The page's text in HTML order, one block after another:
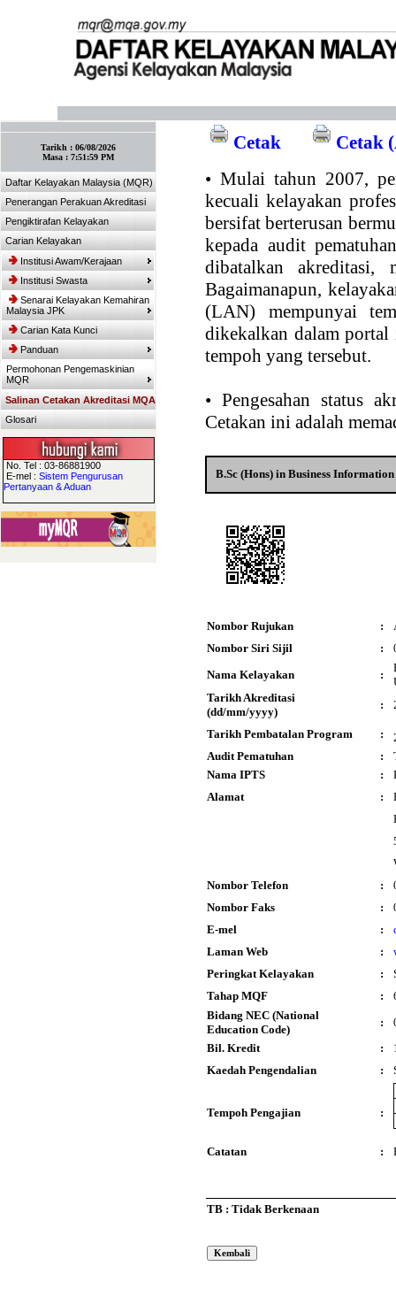
Tarikh : 06/08/2026
Masa : 7:51:59 PM
Daftar Kelayakan Malaysia (MQR)
Penerangan Perakuan Akreditasi
Pengiktirafan Kelayakan
Carian Kelayakan
Institusi Awam/Kerajaan
Institusi Swasta
Senarai Kelayakan Kemahiran
Malaysia JPK
Carian Kata Kunci
Panduan
Permohonan Pengemaskinian
MQR
Salinan Cetakan Akreditasi MQA
Glosari
No. Tel : 03-86881900
E-mel : Sistem Pengurusan
Pertanyaan & Aduan
Cetak
Cetak
• Mulai tahun 2007,
kecuali kelayakan
bersifat berterusan
kepada audit
dibatalkan akreditasi,
Bagaimanapun,
(LAN) mempunyai
dikekalkan dalam portal
tempoh yang tersebut.
• Pengesahan status
Cetakan ini adalah
B.Sc (Hons) in Business
Nombor Rujukan :
Nombor Siri Sijil
:
Nama Kelayakan
:
Tarikh Akreditasi
(dd/mm/yyyy)
:
Tarikh Pembatalan Program :
Audit Pematuhan
:
Nama IPTS
:
Alamat
:
Nombor Telefon
:
Nombor Faks
:
E-mel
:
Laman Web
:
Peringkat Kelayakan
:
Tahap MQF
:
Bidang NEC (National
Education Code)
:
Bil. Kredit
:
Kaedah Pengendalian
:
Tempoh Pengajian :
Catatan :
TB : Tidak Berkenaan